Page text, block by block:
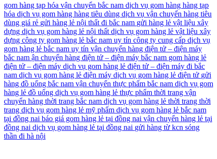
gom hàng tạp hóa vận chuyển bắc nam dịch vụ gom hàng hàng tạp
hóa dịch vụ gom hàng hàng tiêu dùng dịch vụ vận chuyển hàng tiêu
dùng giá rẻ gửi hàng lẻ nội thất đi bắc nam gửi hàng lẻ vật liệu xây
dựng dịch vụ gom hàng lẻ nội thất dịch vụ gom hàng lẻ vật liệu xây
dựng công ty gom hàng lẻ bắc nam uy tín công ty cung cấp dịch vụ
gom hàng lẻ bắc nam uy tín vận chuyển hàng điện tử – điện máy
bắc nam ận chuyển hàng điện tử – điện máy bắc nam gom hàng lẻ
điện tử – điện máy dịch vụ gom hàng lẻ điện tử – điện máy đi bắc
nam dịch vụ gom hàng lẻ điện máy dịch vụ gom hàng lẻ điện tử gửi
hàng đồ uống bắc nam vận chuyển thực phẩm bắc nam dịch vụ gom
hàng lẻ đồ uống dịch vụ gom hàng lẻ thực phẩm thời trang vận
chuyển hàng thời trang bắc nam dịch vụ gom hàng lẻ thời trang thời
trang dịch vụ gom hàng lẻ mỹ phẩm dịch vụ gom hàng lẻ bắc nam
tại đồng nai báo giá gom hàng lẻ tại đồng nai vận chuyển hàng lẻ tại
đồng nai dịch vụ gom hàng lẻ tại đồng nai gửi hàng từ kcn sóng
thần đi hà nội